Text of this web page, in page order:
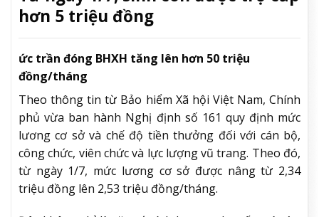
hơn 5 triệu đồng
ức trần đóng BHXH tăng lên hơn 50 triệu
đồng/tháng
Theo thông tin từ Bảo hiểm Xã hội Việt Nam, Chính
phủ vừa ban hành Nghị định số 161 quy định mức
lương cơ sở và chế độ tiền thưởng đối với cán bộ,
công chức, viên chức và lực lượng vũ trang. Theo đó,
từ ngày 1/7, mức lương cơ sở được nâng từ 2,34
triệu đồng lên 2,53 triệu đồng/tháng.